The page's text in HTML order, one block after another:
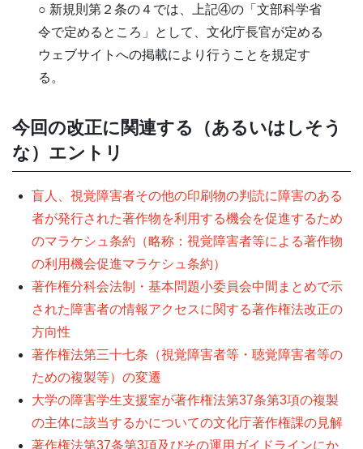
○ 新規則第２条の４では、上記④の「文部科学省
令で定めるところ」として、文化庁長官が定める
ウェブサイトへの掲載により行うことを規定す
る。
今回の改正に関連する（あるいはしそう
な）エントリ
盲人、視覚障害者その他の印刷物の判読に障害のある
者が発行された著作物を利用する機会を促進するため
のマラケシュ条約（略称：視覚障害者等による著作物
の利用機会促進マラケシュ条約）
著作権分科会法制・基本問題小委員会中間まとめで示
された障害者の情報アクセスに関する著作権法改正の
方向性
著作権法第三十七条（視覚障害者等・聴覚障害者等の
ための複製等）の変遷
大学の障害学生支援室が著作権法第37条第3項の複製
の主体に該当するかについての文化庁著作権課の見解
著作権法第37条第3項及びその運用ガイドラインにか